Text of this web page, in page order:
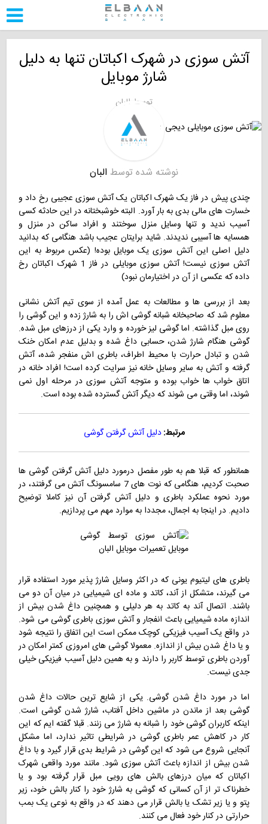
آتش سوزی در شهرک اکباتان تنها به دلیل
شارژ موبایل
توسط البان
نوشته شده توسط البان
چندی پیش در فاز یک شهرک اکباتان یک آتش سوزی عجیبی رخ داد و
خسارت های مالی بدی به بار آورد. البته خوشبختانه در این حادثه کسی
آسیب ندید و تنها وسایل منزل سوختند و افراد ساکن در منزل و
همسایه ها آسیبی ندیدند. شاید برایتان عجیب باشد هنگامی که بدانید
دلیل اصلی این آتش سوزی یک موبایل بوده! (عکس مربوط به این
آتش سوزی نیست! آتش سوزی موبایلی در فاز 1 شهرک اکباتان رخ
داده که عکسی از آن در اختیارمان نبود)
بعد از بررسی ها و مطالعات به عمل آمده از سوی تیم آتش نشانی
معلوم شد که صاحبخانه شبانه گوشی اش را به شارژ زده و این گوشی را
روی مبل گذاشته. اما گوشی لیز خورده و وارد یکی از درزهای مبل شده.
گوشی هنگام شارژ شدن، حسابی داغ شده و بدلیل عدم امکان خنک
شدن و تبادل حرارت با محیط اطراف، باطری اش منفجر شده، آتش
گرفته و آتش به سایر وسایل خانه نیز سرایت کرده است! افراد خانه در
اتاق خواب ها خواب بوده و متوجه آتش سوزی در مرحله اول نمی
شوند، اما وقتی می شوند که دیگر آتش گسترده شده بوده است.
مرتبط:دلیل آتش گرفتن گوشی
همانطور که قبلا هم به طور مفصل درمورد دلیل آتش گرفتن گوشی ها
صحبت کردیم، هنگامی که نوت های 7 سامسونگ آتش می گرفتند، در
مورد نحوه عملکرد باطری و دلیل آتش گرفتن آن نیز کاملا توضیح
دادیم. در اینجا به اجمال، مجددا به موارد مهم می پردازیم.
باطری های لیتیوم یونی که در اکثر وسایل شارژ پذیر مورد استفاده قرار
می گیرند، متشکل از آند، کاتد و ماده ای شیمیایی در میان آن دو می
باشند. اتصال آند به کاتد به هر دلیلی و همچنین داغ شدن بیش از
اندازه ماده شیمیایی باعث انفجار و آتش سوزی باطری گوشی می شود.
در واقع یک آسیب فیزیکی کوچک ممکن است این اتفاق را نتیجه شود
و یا داغ شدن بیش از اندازه. معمولا گوشی های امروزی کمتر امکان در
آوردن باطری توسط کاربر را دارند و به همین دلیل آسیب فیزیکی خیلی
جدی نیست.
اما در مورد داغ شدن گوشی. یکی از شایع ترین حالات داغ شدن
گوشی بعد از ماندن در ماشین داخل آفتاب، شارژ شدن گوشی است.
اینکه کاربران گوشی خود را شبانه به شارژ می زنند. قبلا گفته ایم که این
کار در کاهش عمر باطری گوشی در شرایطی تاثیر ندارد، اما مشکل
آنجایی شروع می شود که این گوشی در شرایط بدی قرار گیرد و با داغ
شدن بیش از اندازه باعث آتش سوزی شود. مانند مورد واقعی شهرک
اکباتان که میان درزهای بالش های رویی مبل قرار گرفته بود و یا
خطرناک تر از آن کسانی که گوشی به شارژ خود را کنار بالش خود، زیر
پتو و یا زیر تشک یا بالش قرار می دهند که در واقع به نوعی یک بمب
حرارتی در کنار خود فعال می کنند.